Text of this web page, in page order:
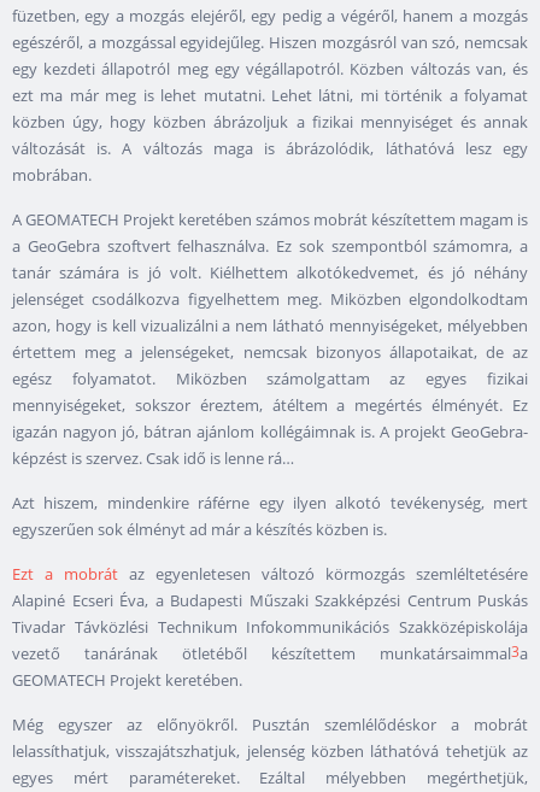
füzetben, egy a mozgás elejéről, egy pedig a végéről, hanem a mozgás
egészéről, a mozgással egyidejűleg. Hiszen mozgásról van szó, nemcsak
egy kezdeti állapotról meg egy végállapotról. Közben változás van, és
ezt ma már meg is lehet mutatni. Lehet látni, mi történik a folyamat
közben úgy, hogy közben ábrázoljuk a fizikai mennyiséget és annak
változását is. A változás maga is ábrázolódik, láthatóvá lesz egy
mobrában.
A GEOMATECH Projekt keretében számos mobrát készítettem magam is
a GeoGebra szoftvert felhasználva. Ez sok szempontból számomra, a
tanár számára is jó volt. Kiélhettem alkotókedvemet, és jó néhány
jelenséget csodálkozva figyelhettem meg. Miközben elgondolkodtam
azon, hogy is kell vizualizálni a nem látható mennyiségeket, mélyebben
értettem meg a jelenségeket, nemcsak bizonyos állapotaikat, de az
egész folyamatot. Miközben számolgattam az egyes fizikai
mennyiségeket, sokszor éreztem, átéltem a megértés élményét. Ez
igazán nagyon jó, bátran ajánlom kollégáimnak is. A projekt GeoGebra-
képzést is szervez. Csak idő is lenne rá…
Azt hiszem, mindenkire ráférne egy ilyen alkotó tevékenység, mert
egyszerűen sok élményt ad már a készítés közben is.
Ezt a mobrát az egyenletesen változó körmozgás szemléltetésére
Alapiné Ecseri Éva, a Budapesti Műszaki Szakképzési Centrum Puskás
Tivadar Távközlési Technikum Infokommunikációs Szakközépiskolája
vezető tanárának ötletéből készítettem munkatársaimmal3a
GEOMATECH Projekt keretében.
Még egyszer az előnyökről. Pusztán szemlélődéskor a mobrát
lelassíthatjuk, visszajátszhatjuk, jelenség közben láthatóvá tehetjük az
egyes mért paramétereket. Ezáltal mélyebben megérthetjük,